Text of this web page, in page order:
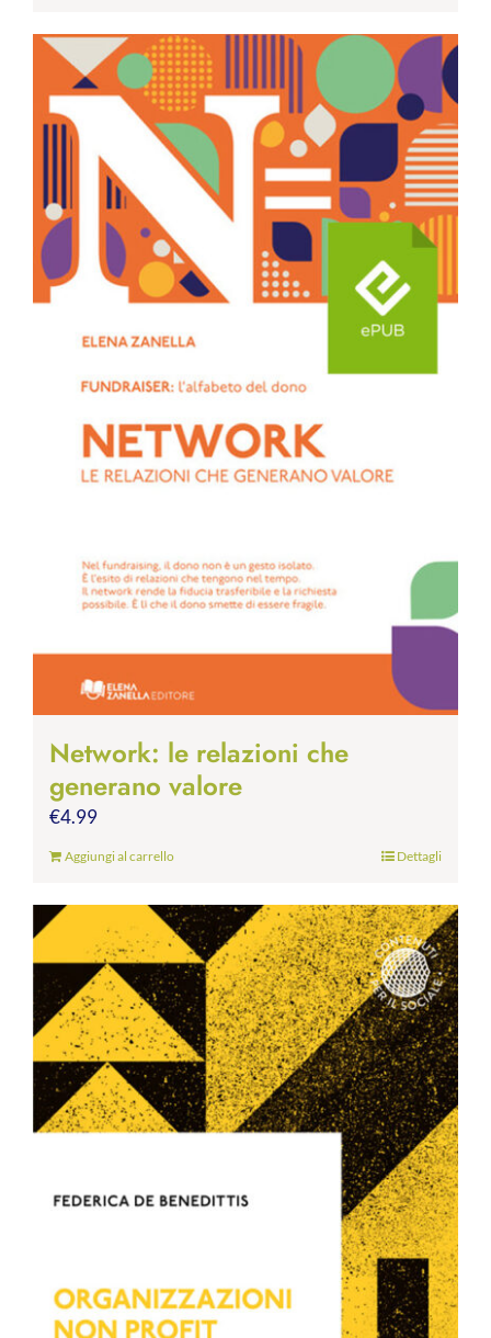
€9.99
a
€19.00
Network: le relazioni che
generano valore
€4.99
Aggiungi al carrello Dettagli